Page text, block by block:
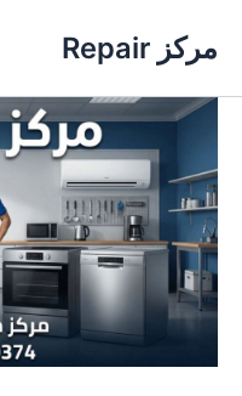
المحتوى
مركز Repair